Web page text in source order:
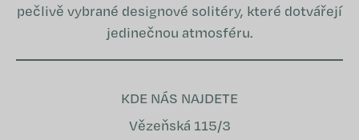
pečlivě vybrané designové solitéry, které dotvářejí
jedinečnou atmosféru.
KDE NÁS NAJDETE
Vězeňská 115/3